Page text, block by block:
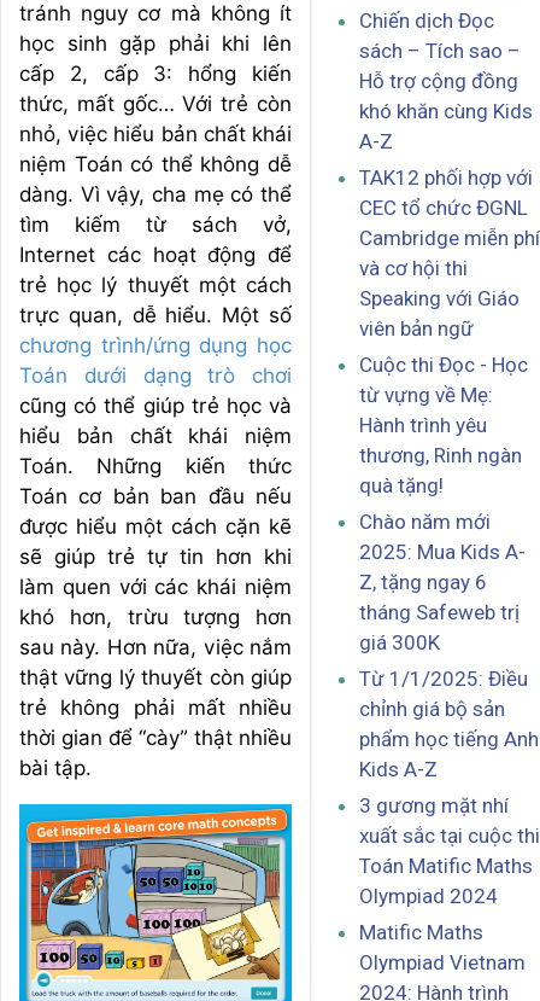
tránh nguy cơ mà không ít
học sinh gặp phải khi lên
cấp 2, cấp 3: hổng kiến
thức, mất gốc… Với trẻ còn
nhỏ, việc hiểu bản chất khái
niệm Toán có thể không dễ
dàng. Vì vậy, cha mẹ có thể
tìm kiếm từ sách vở,
Internet các hoạt động để
trẻ học lý thuyết một cách
trực quan, dễ hiểu. Một số
chương trình/ứng dụng học
Toán dưới dạng trò chơi
cũng có thể giúp trẻ học và
hiểu bản chất khái niệm
Toán. Những kiến thức
Toán cơ bản ban đầu nếu
được hiểu một cách cặn kẽ
sẽ giúp trẻ tự tin hơn khi
làm quen với các khái niệm
khó hơn, trừu tượng hơn
sau này. Hơn nữa, việc nắm
thật vững lý thuyết còn giúp
trẻ không phải mất nhiều
thời gian để “cày” thật nhiều
bài tập.
Chiến dịch Đọc
sách – Tích sao –
Hỗ trợ cộng đồng
khó khăn cùng Kids
A-Z
TAK12 phối hợp với
CEC tổ chức ĐGNL
Cambridge miễn phí
và cơ hội thi
Speaking với Giáo
viên bản ngữ
Cuộc thi Đọc - Học
từ vựng về Mẹ:
Hành trình yêu
thương, Rinh ngàn
quà tặng!
Chào năm mới
2025: Mua Kids A-
Z, tặng ngay 6
tháng Safeweb trị
giá 300K
Từ 1/1/2025: Điều
chỉnh giá bộ sản
phẩm học tiếng Anh
Kids A-Z
3 gương mặt nhí
xuất sắc tại cuộc thi
Toán Matific Maths
Olympiad 2024
Matific Maths
Olympiad Vietnam
2024: Hành trình